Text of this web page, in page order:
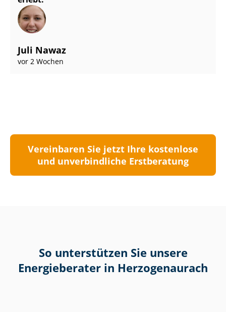
Juli Nawaz
vor 2 Wochen
Vereinbaren Sie jetzt Ihre kostenlose
und unverbindliche Erstberatung
So unterstützen Sie unsere
Energieberater in Herzogenaurach